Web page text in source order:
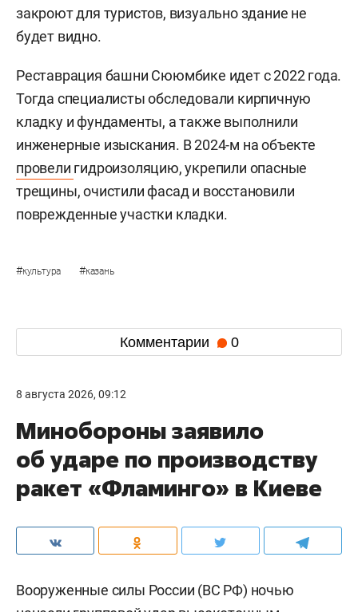
закроют для туристов, визуально здание не
будет видно.
Реставрация башни Сююмбике идет с 2022 года.
Тогда специалисты обследовали кирпичную
кладку и фундаменты, а также выполнили
инженерные изыскания. В 2024-м на объекте
провели гидроизоляцию, укрепили опасные
трещины, очистили фасад и восстановили
поврежденные участки кладки.
#культура #казань
Комментарии 0
8 августа 2026, 09:12
Минобороны заявило
об ударе по производству
ракет «Фламинго» в Киеве
Вооруженные силы России (ВС РФ) ночью